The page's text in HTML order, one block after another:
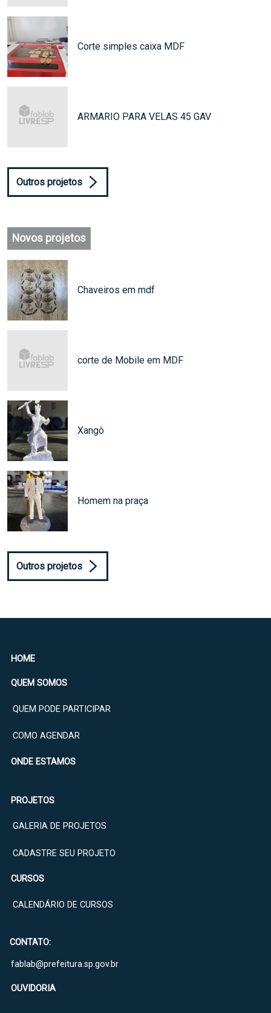
Corte simples caixa MDF
ARMARIO PARA VELAS 45 GAV
Outros projetos
Novos projetos
Chaveiros em mdf
corte de Mobile em MDF
Xangô
Homem na praça
Outros projetos
HOME
QUEM SOMOS
QUEM PODE PARTICIPAR
COMO AGENDAR
ONDE ESTAMOS
PROJETOS
GALERIA DE PROJETOS
CADASTRE SEU PROJETO
CURSOS
CALENDÁRIO DE CURSOS
CONTATO:
fablab@prefeitura.sp.gov.br
OUVIDORIA